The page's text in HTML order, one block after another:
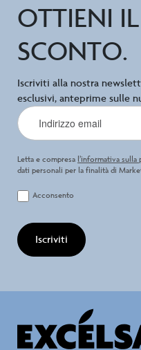
OTTIENI
SCONTO.
Iscriviti alla nostra
esclusivi, anteprime sulle
Letta e compresa l’informativa sulla
dati personali per la finalità di
Acconsento
Iscriviti